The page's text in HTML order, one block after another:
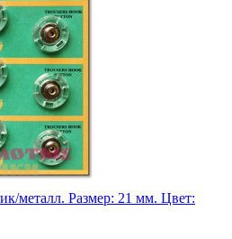
металл. Размер: 21 мм. Цвет: